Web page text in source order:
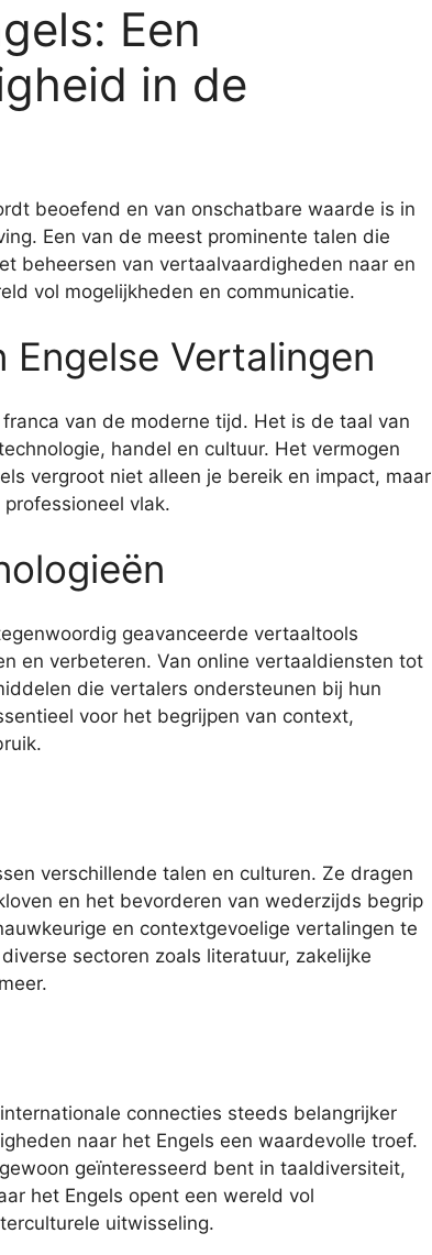
Een
in de
beoefend en van onschatbare waarde is in
Een van de meest prominente talen die
beheersen van vertaalvaardigheden naar en
vol mogelijkheden en communicatie.
Engelse Vertalingen
van de moderne tijd. Het is de taal van
handel en cultuur. Het vermogen
vergroot niet alleen je bereik en impact, maar
vlak.
geavanceerde vertaaltools
en verbeteren. Van online vertaaldiensten tot
die vertalers ondersteunen bij hun
voor het begrijpen van context,
verschillende talen en culturen. Ze dragen
en het bevorderen van wederzijds begrip
en contextgevoelige vertalingen te
sectoren zoals literatuur, zakelijke
connecties steeds belangrijker
naar het Engels een waardevolle troef.
geïnteresseerd bent in taaldiversiteit,
het Engels opent een wereld vol
uitwisseling.